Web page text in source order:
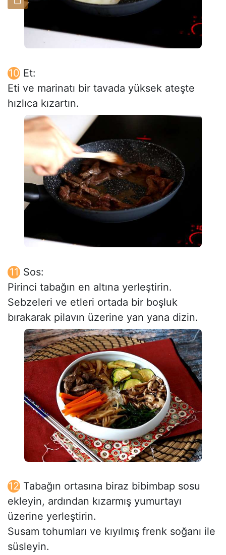
Et:
Eti ve marinatı bir tavada yüksek ateşte
hızlıca kızartın.
Sos:
Pirinci tabağın en altına yerleştirin.
Sebzeleri ve etleri ortada bir boşluk
bırakarak pilavın üzerine yan yana dizin.
Tabağın ortasına biraz bibimbap sosu
ekleyin, ardından kızarmış yumurtayı
üzerine yerleştirin.
Susam tohumları ve kıyılmış frenk soğanı ile
süsleyin.